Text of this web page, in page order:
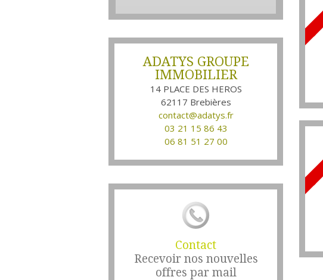
ADATYS GROUPE
IMMOBILIER
14 PLACE DES HEROS
62117 Brebières
contact@adatys.fr
03 21 15 86 43
06 81 51 27 00
Contact
Recevoir nos nouvelles
offres par mail